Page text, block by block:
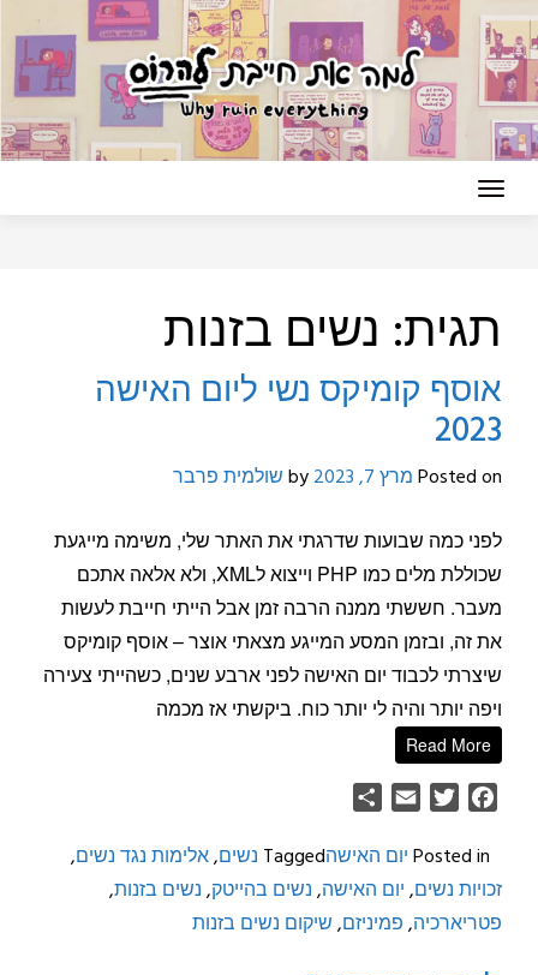
Skip
to
content
תגית: נשים בזנות
אוסף קומיקס נשי ליום האישה
2023
Posted onמרץ 7, 2023 שולמית פרבר
לפני כמה שבועות שדרגתי את האתר שלי, משימה מייגעת
שכוללת מלים כמו PHP וייצוא לXML, ולא אלאה אתכם
מעבר. חששתי ממנה הרבה זמן אבל הייתי חייבת לעשות
את זה, ובזמן המסע המייגע מצאתי אוצר – אוסף קומיקס
שיצרתי לכבוד יום האישה לפני ארבע שנים, כשהייתי צעירה
ויפה יותר והיה לי יותר כוח. ביקשתי אז מכמה
Read More
Facebook
Twitter
Email
Posted inיום האישהTagged נשים,אלימות נגד נשים,
זכויות נשים,יום האישה,נשים בהייטק,נשים בזנות,
פטריארכיה,פמיניזם,שיקום נשים בזנות